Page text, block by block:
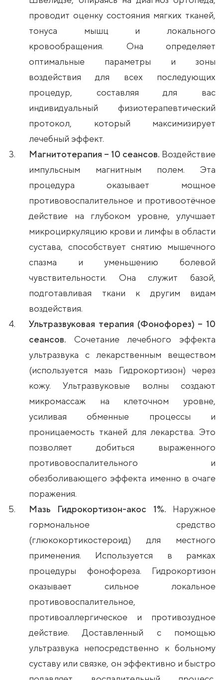
проводит оценку состояния мягких тканей,
тонуса мышц и локального
кровообращения. Она определяет
оптимальные параметры и зоны
воздействия для всех последующих
процедур, составляя для вас
индивидуальный физиотерапевтический
протокол, который максимизирует
лечебный эффект.
Магнитотерапия – 10 сеансов. Воздействие
импульсным магнитным полем. Эта
процедура оказывает мощное
противовоспалительное и противоотёчное
действие на глубоком уровне, улучшает
микроциркуляцию крови и лимфы в области
сустава, способствует снятию мышечного
спазма и уменьшению болевой
чувствительности. Она служит базой,
подготавливая ткани к другим видам
воздействия.
Ультразвуковая терапия (Фонофорез) – 10
сеансов. Сочетание лечебного эффекта
ультразвука с лекарственным веществом
(используется мазь Гидрокортизон) через
кожу. Ультразвуковые волны создают
микромассаж на клеточном уровне,
усиливая обменные процессы и
проницаемость тканей для лекарства. Это
позволяет добиться выраженного
противовоспалительного и
обезболивающего эффекта именно в очаге
поражения.
Мазь Гидрокортизон-акос 1%. Наружное
гормональное средство
(глюкокортикостероид) для местного
применения. Используется в рамках
процедуры фонофореза. Гидрокортизон
оказывает сильное локальное
противовоспалительное,
противоаллергическое и противозудное
действие. Доставленный с помощью
ультразвука непосредственно к больному
суставу или связке, он эффективно и быстро